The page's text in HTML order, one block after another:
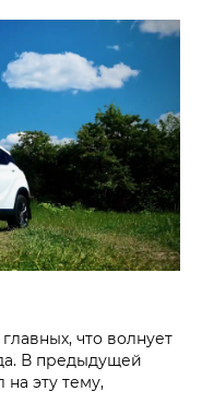
что волнует
В предыдущей
на эту тему,